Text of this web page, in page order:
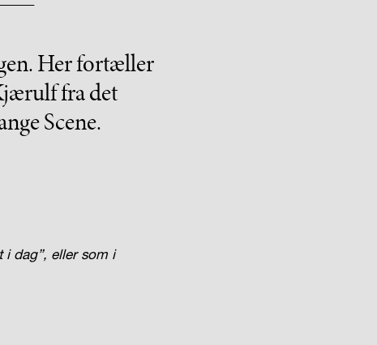
Her fortæller
fra det
Scene.
dag”, eller som i